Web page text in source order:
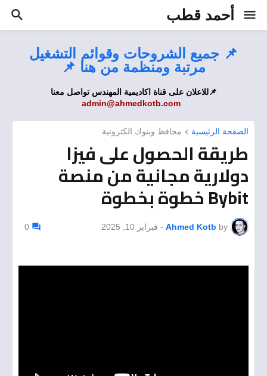
أحمد قطب
📌 جميع الشروحات وقوائم التشغيل
مرتبة ومنظمة من هنا 📌
📌للاعلان على قناة اكاديمية المهندس تواصل معنا
admin@ahmedkotb.com
الصفحة الرئيسية محافظ وبنوك الكترونية
طريقة الحصول على فيزا
دولارية مجانية من منصة
Bybit خطوة بخطوة
by
Ahmed Kotb
- فبراير 10, 2025 0